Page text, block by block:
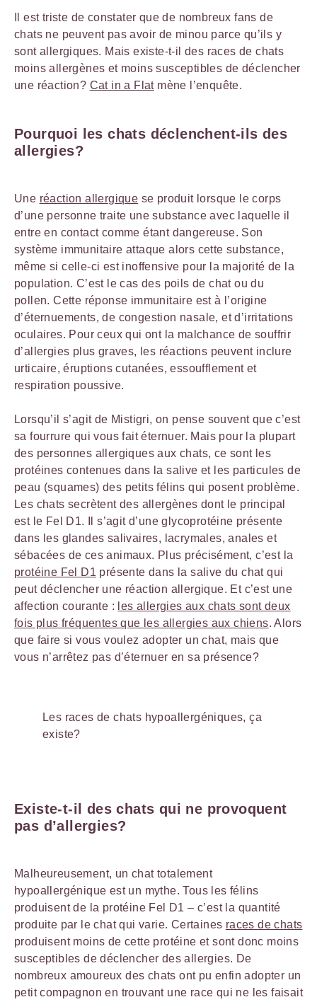
Il est triste de constater que de nombreux fans de
chats ne peuvent pas avoir de minou parce qu’ils y
sont allergiques. Mais existe-t-il des races de chats
moins allergènes et moins susceptibles de déclencher
une réaction? Cat in a Flatmène l’enquête.
Pourquoi les chats déclenchent-ils des
allergies?
Une réaction allergique se produit lorsque le corps
d’une personne traite une substance avec laquelle il
entre en contact comme étant dangereuse. Son
système immunitaire attaque alors cette substance,
même si celle-ci est inoffensive pour la majorité de la
population. C’est le cas des poils de chat ou du
pollen. Cette réponse immunitaire est à l’origine
d’éternuements, de congestion nasale, et d’irritations
oculaires. Pour ceux qui ont la malchance de souffrir
d’allergies plus graves, les réactions peuvent inclure
urticaire, éruptions cutanées, essoufflement et
respiration poussive.
Lorsqu’il s’agit de Mistigri, on pense souvent que c’est
sa fourrure qui vous fait éternuer. Mais pour la plupart
des personnes allergiques aux chats, ce sont les
protéines contenues dans la salive et les particules de
peau (squames) des petits félins qui posent problème.
Les chats secrètent des allergènes dont le principal
est le Fel D1. Il s’agit d’une glycoprotéine présente
dans les glandes salivaires, lacrymales, anales et
sébacées de ces animaux. Plus précisément, c’est la
protéine Fel D1 présente dans la salive du chat qui
peut déclencher une réaction allergique. Et c’est une
affection courante : les allergies aux chats sont deux
fois plus fréquentes que les allergies aux chiens. Alors
que faire si vous voulez adopter un chat, mais que
vous n’arrêtez pas d’éternuer en sa présence?
Les races de chats hypoallergéniques, ça
existe?
Existe-t-il des chats qui ne provoquent
pas d’allergies?
Malheureusement, un chat totalement
hypoallergénique est un mythe. Tous les félins
produisent de la protéine Fel D1 – c’est la quantité
produite par le chat qui varie. Certaines races de chats
produisent moins de cette protéine et sont donc moins
susceptibles de déclencher des allergies. De
nombreux amoureux des chats ont pu enfin adopter un
petit compagnon en trouvant une race qui ne les faisait